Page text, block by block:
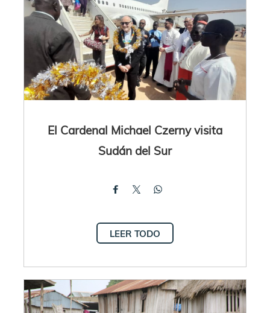
El Cardenal Michael Czerny visita
Sudán del Sur
LEER TODO